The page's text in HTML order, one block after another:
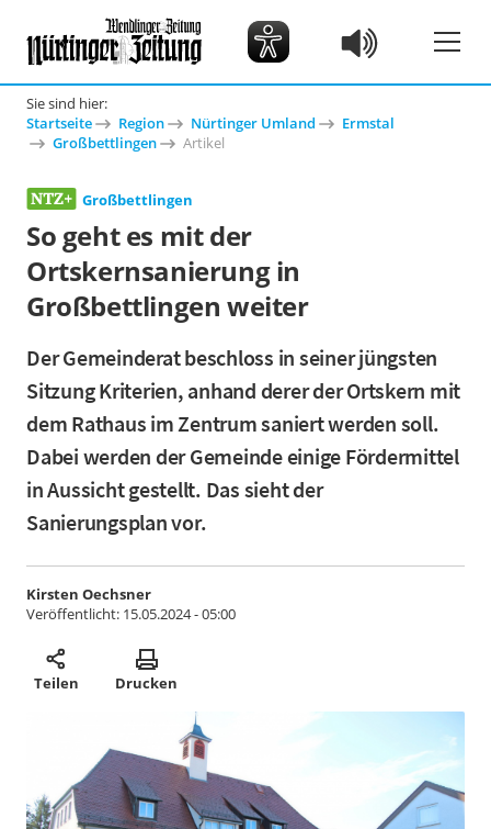
Sie sind hier:
Startseite
Region Nürtinger Umland
Ermstal
Großbettlingen
Artikel
Großbettlingen
So geht es mit der
Ortskernsanierung in
Großbettlingen weiter
Der Gemeinderat beschloss in seiner jüngsten
Sitzung Kriterien, anhand derer der Ortskern mit
dem Rathaus im Zentrum saniert werden soll.
Dabei werden der Gemeinde einige Fördermittel
in Aussicht gestellt. Das sieht der
Sanierungsplan vor.
Kirsten Oechsner
Veröffentlicht: 15.05.2024 - 05:00
Teilen Drucken